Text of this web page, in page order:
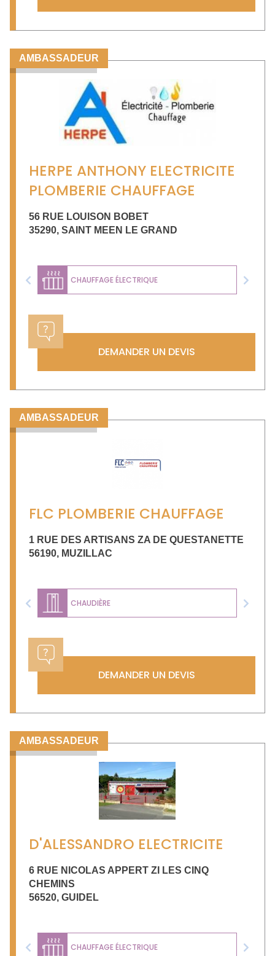
AMBASSADEUR
HERPE ANTHONY ELECTRICITE
PLOMBERIE CHAUFFAGE
56 RUE LOUISON BOBET
35290, SAINT MEEN LE GRAND
CHAUFFAGE ÉLECTRIQUE
Previous Next
DEMANDER UN DEVIS
AMBASSADEUR
FLC PLOMBERIE CHAUFFAGE
1 RUE DES ARTISANS ZA DE QUESTANETTE
56190, MUZILLAC
CHAUDIÈRE
Previous Next
DEMANDER UN DEVIS
AMBASSADEUR
D'ALESSANDRO ELECTRICITE
6 RUE NICOLAS APPERT ZI LES CINQ
CHEMINS
56520, GUIDEL
CHAUFFAGE ÉLECTRIQUE
Previous Next